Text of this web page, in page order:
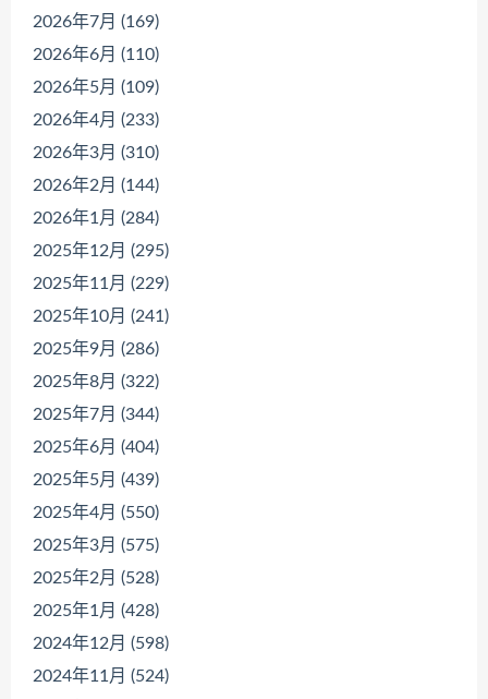
2026年7月 (169)
2026年6月 (110)
2026年5月 (109)
2026年4月 (233)
2026年3月 (310)
2026年2月 (144)
2026年1月 (284)
2025年12月 (295)
2025年11月 (229)
2025年10月 (241)
2025年9月 (286)
2025年8月 (322)
2025年7月 (344)
2025年6月 (404)
2025年5月 (439)
2025年4月 (550)
2025年3月 (575)
2025年2月 (528)
2025年1月 (428)
2024年12月 (598)
2024年11月 (524)